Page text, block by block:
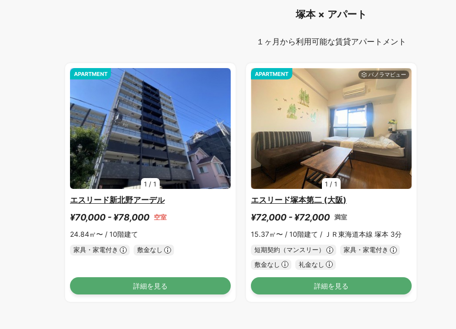
塚本 × アパート
１ヶ月から利用可能な賃貸アパートメント
1 /1
APARTMENT
エスリード新北野アーデル
¥70,000 - ¥78,000 空室
24.84㎡〜 / 10階建て
家具・家電付き 敷金なし
詳細を見る
1 /1
APARTMENT
エスリード塚本第二 (大阪)
¥72,000 - ¥72,000 満室
15.37㎡〜 /10階建て / ＪＲ東海道本線 塚本 3分
短期契約（マンスリー）
家具・家電付き
敷金なし
礼金なし
詳細を見る